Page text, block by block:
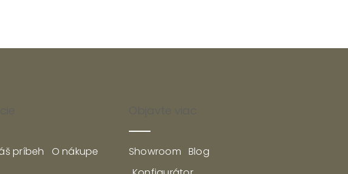
príbeh
O nákupe
Showroom Blog